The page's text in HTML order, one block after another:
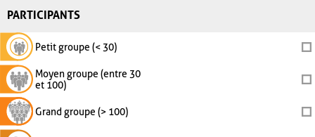
PARTICIPANTS
Petit groupe (< 30)
Moyen groupe (entre 30
et 100)
Grand groupe (> 100)